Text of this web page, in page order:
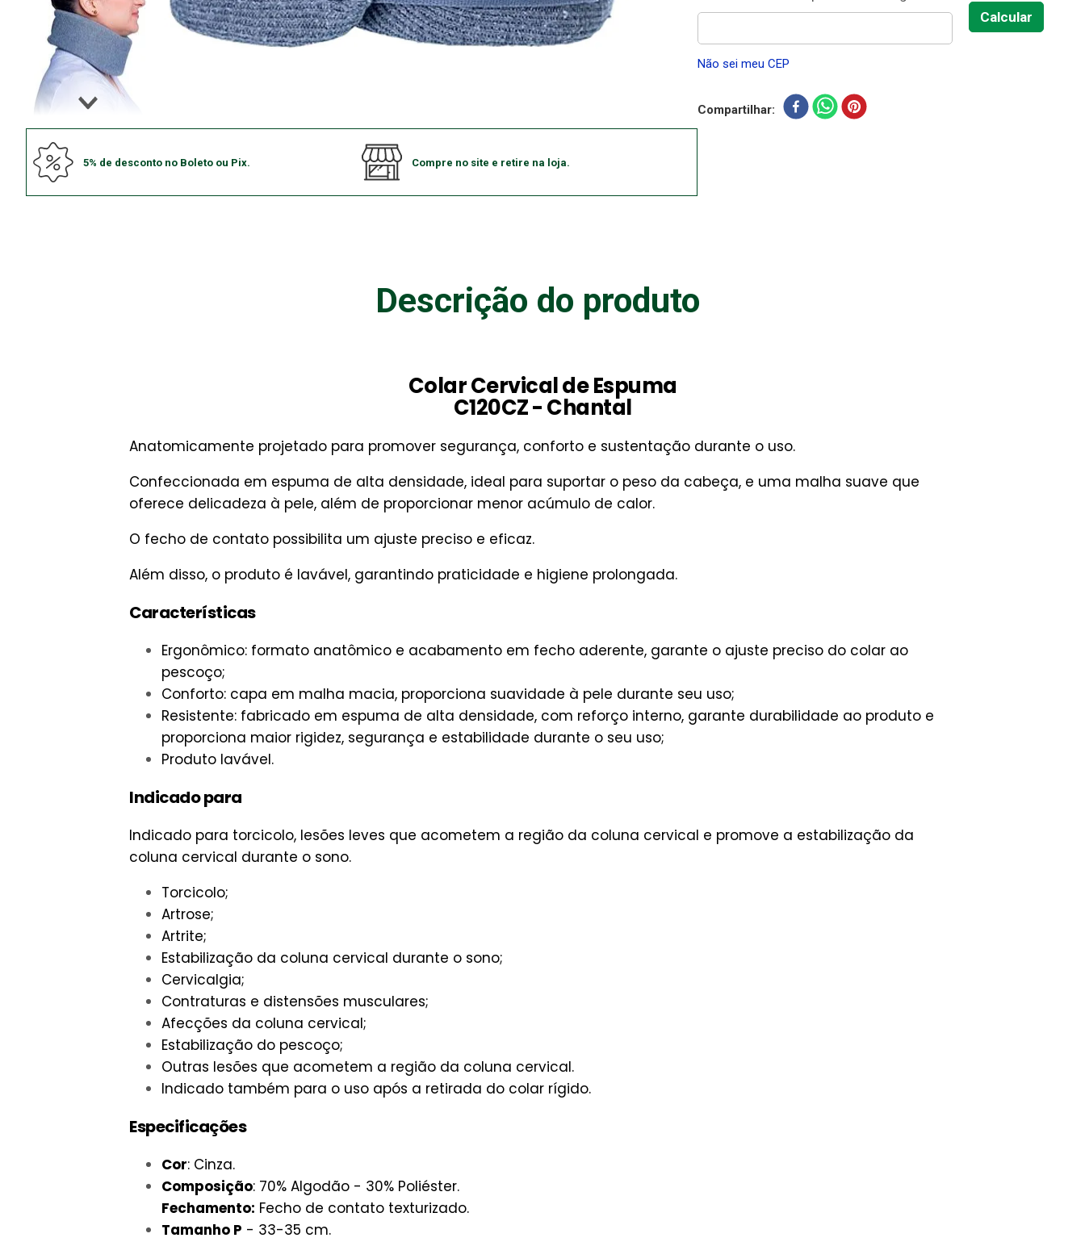
5% de desconto no Boleto ou Pix. Compre no site e retire na loja.
Não sei meu CEP
Compartilhar
Descrição do produto
Colar Cervical de Espuma
C120CZ - Chantal
Anatomicamente projetado para promover segurança, conforto e sustentação durante o uso.
Confeccionada em espuma de alta densidade, ideal para suportar o peso da cabeça, e uma malha suave que
oferece delicadeza à pele, além de proporcionar menor acúmulo de calor.
O fecho de contato possibilita um ajuste preciso e eficaz.
Além disso, o produto é lavável, garantindo praticidade e higiene prolongada.
Características
Ergonômico: formato anatômico e acabamento em fecho aderente, garante o ajuste preciso do colar ao
pescoço;
Conforto: capa em malha macia, proporciona suavidade à pele durante seu uso;
Resistente: fabricado em espuma de alta densidade, com reforço interno, garante durabilidade ao produto e
proporciona maior rigidez, segurança e estabilidade durante o seu uso;
Produto lavável.
Indicado para
Indicado para torcicolo, lesões leves que acometem a região da coluna cervical e promove a estabilização da
coluna cervical durante o sono.
Torcicolo;
Artrose;
Artrite;
Estabilização da coluna cervical durante o sono;
Cervicalgia;
Contraturas e distensões musculares;
Afecções da coluna cervical;
Estabilização do pescoço;
Outras lesões que acometem a região da coluna cervical.
Indicado também para o uso após a retirada do colar rígido.
Especificações
Cor: Cinza.
Composição: 70% Algodão - 30% Poliéster.
Fechamento: Fecho de contato texturizado.
Tamanho P - 33-35 cm.